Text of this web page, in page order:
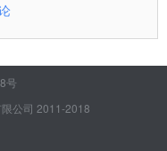
号
公司 2011-2018